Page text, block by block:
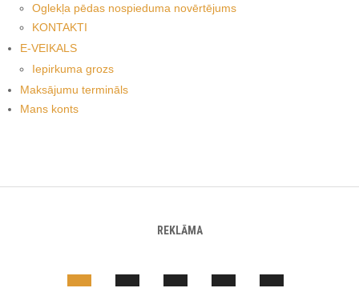
Oglekļa pēdas nospieduma novērtējums
KONTAKTI
E-VEIKALS
Iepirkuma grozs
Maksājumu termināls
Mans konts
REKLĀMA